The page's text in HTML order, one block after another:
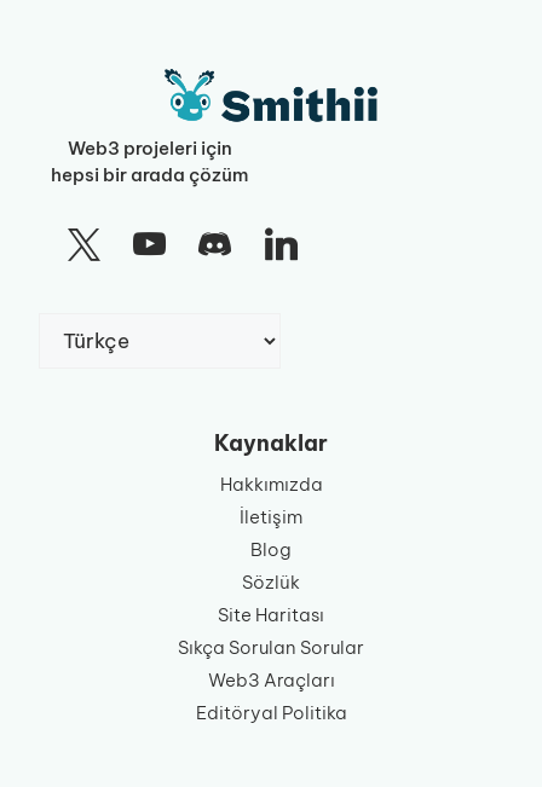
Web3 projeleri için
hepsi bir arada çözüm
Seç
Kaynaklar
Hakkımızda
İletişim
Blog
Sözlük
Site Haritası
Sıkça Sorulan Sorular
Web3 Araçları
Editöryal Politika